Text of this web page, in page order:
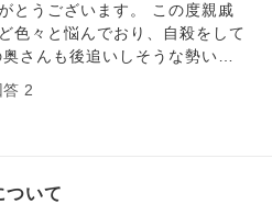
確認すると、20数年前に自殺
した。 私は最初、
こと気にし始めたら、何百年
てやるぜ！」の気持ちになり、
ざいます。 この度親戚
色々と悩んでおり、自殺をして
り、死を受け入れたくない、か
儀もまともにとり行わない、死
ら姉)が凄い怒っており、私の
答 2
ついて